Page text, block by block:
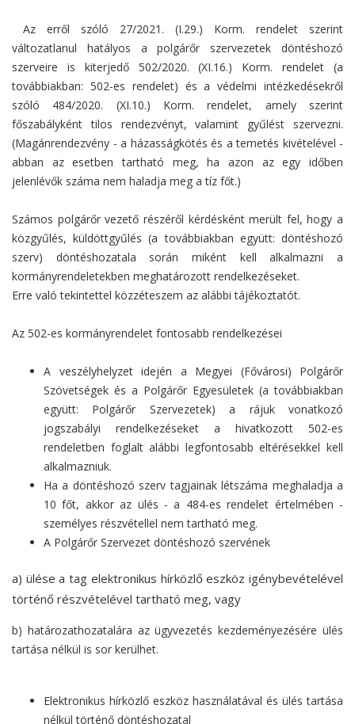
Az erről szóló 27/2021. (I.29.) Korm. rendelet szerint
változatlanul hatályos a polgárőr szervezetek döntéshozó
szerveire is kiterjedő 502/2020. (XI.16.) Korm. rendelet (a
továbbiakban: 502-es rendelet) és a védelmi intézkedésekről
szóló 484/2020. (XI.10.) Korm. rendelet, amely szerint
főszabályként tilos rendezvényt, valamint gyűlést szervezni.
(Magánrendezvény - a házasságkötés és a temetés kivételével -
abban az esetben tartható meg, ha azon az egy időben
jelenlévők száma nem haladja meg a tíz főt.)
Számos polgárőr vezető részéről kérdésként merült fel, hogy a
közgyűlés, küldöttgyűlés (a továbbiakban együtt: döntéshozó
szerv) döntéshozatala során miként kell alkalmazni a
kormányrendeletekben meghatározott rendelkezéseket.
Erre való tekintettel közzéteszem az alábbi tájékoztatót.
Az 502-es kormányrendelet fontosabb rendelkezései
A veszélyhelyzet idején a Megyei (Fővárosi) Polgárőr
Szövetségek és a Polgárőr Egyesületek (a továbbiakban
együtt: Polgárőr Szervezetek) a rájuk vonatkozó
jogszabályi rendelkezéseket a hivatkozott 502-es
rendeletben foglalt alábbi legfontosabb eltérésekkel kell
alkalmazniuk.
Ha a döntéshozó szerv tagjainak létszáma meghaladja a
10 főt, akkor az ülés - a 484-es rendelet értelmében -
személyes részvétellel nem tartható meg.
A Polgárőr Szervezet döntéshozó szervének
a) ülése a tag elektronikus hírközlő eszköz igénybevételével
történő részvételével tartható meg, vagy
b) határozathozatalára az ügyvezetés kezdeményezésére ülés
tartása nélkül is sor kerülhet.
Elektronikus hírközlő eszköz használatával és ülés tartása
nélkül történő döntéshozatal